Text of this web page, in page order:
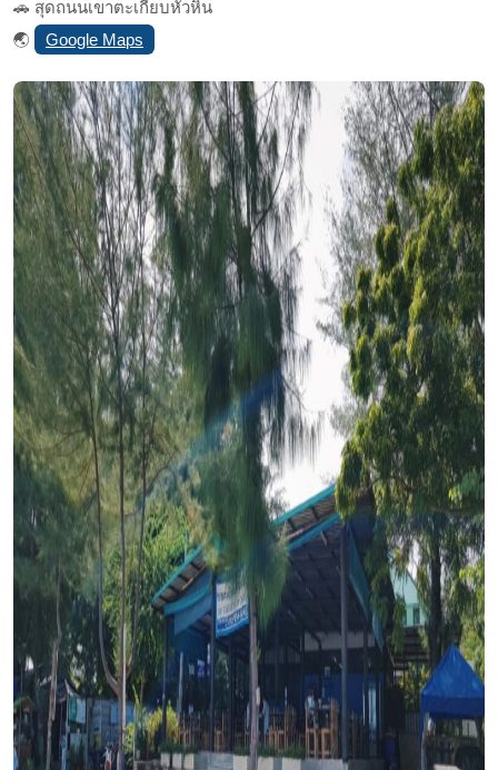
🚗 สุดถนนเขาตะเกียบหัวหิน
🌏
Google Maps